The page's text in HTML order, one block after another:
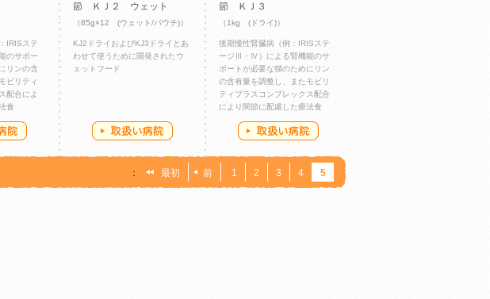
IRISステ
のサポー
リンの含
ビリティ
配合によ
食
節 ＫＪ２ ウェット
（85g×12 (ウェット/パウチ)）
KJ2ドライおよびKJ3ドライとあ
わせて使うために開発されたウ
ェットフード
節 ＫＪ３
（1kg (ドライ)）
後期慢性腎臓病（例：IRISステ
ージⅢ・Ⅳ）による腎機能のサ
ポートが必要な猫のためにリン
の含有量を調整し、またモビリ
ティプラスコンプレックス配合
により関節に配慮した療法食
： 最初 前 1 2 3 4 5